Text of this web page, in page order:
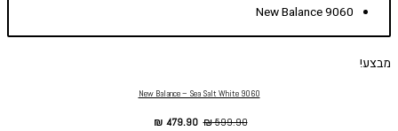
New Balance 9060
מבצע!
New Balance – Sea Salt White 9060
₪599.90
₪ 479.90